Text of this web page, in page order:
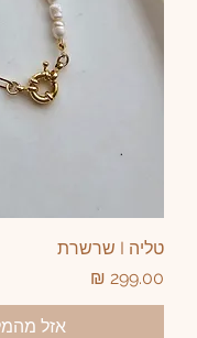
טליה I שרשרת
מחיר
אזל